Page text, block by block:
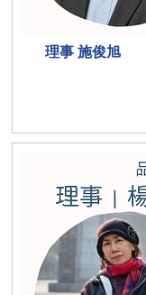
理事 施俊旭